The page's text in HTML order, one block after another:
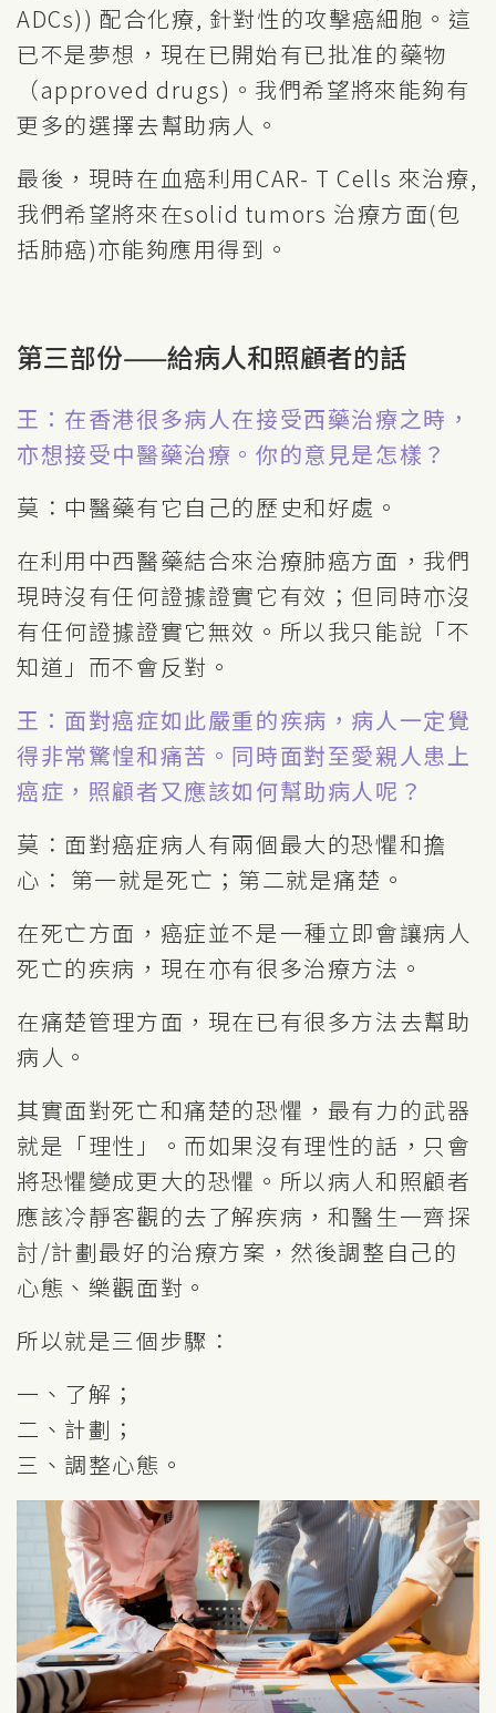
ADCs)) 配合化療, 針對性的攻擊癌細胞。這
已不是夢想，現在已開始有已批准的藥物
（approved drugs)。我們希望將來能夠有
更多的選擇去幫助病人。
最後，現時在血癌利用CAR- T Cells 來治療,
我們希望將來在solid tumors 治療方面(包
括肺癌)亦能夠應用得到。
第三部份——給病人和照顧者的話
王：在香港很多病人在接受西藥治療之時，
亦想接受中醫藥治療。你的意見是怎樣？
莫：中醫藥有它自己的歷史和好處。
在利用中西醫藥結合來治療肺癌方面，我們
現時沒有任何證據證實它有效；但同時亦沒
有任何證據證實它無效。所以我只能說「不
知道」而不會反對。
王：面對癌症如此嚴重的疾病，病人一定覺
得非常驚惶和痛苦。同時面對至愛親人患上
癌症，照顧者又應該如何幫助病人呢？
莫：面對癌症病人有兩個最大的恐懼和擔
心： 第一就是死亡；第二就是痛楚。
在死亡方面，癌症並不是一種立即會讓病人
死亡的疾病，現在亦有很多治療方法。
在痛楚管理方面，現在已有很多方法去幫助
病人。
其實面對死亡和痛楚的恐懼，最有力的武器
就是「理性」。而如果沒有理性的話，只會
將恐懼變成更大的恐懼。所以病人和照顧者
應該冷靜客觀的去了解疾病，和醫生一齊探
討/計劃最好的治療方案，然後調整自己的
心態、樂觀面對。
所以就是三個步驟：
一、了解；
二、計劃；
三、調整心態。